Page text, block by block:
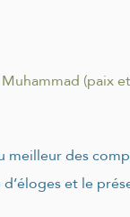
(paix
meilleur des
et le